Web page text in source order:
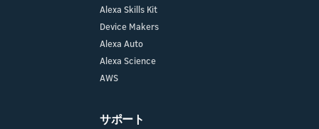
Alexa Skills Kit
Device Makers
Alexa Auto
Alexa Science
AWS
サポート